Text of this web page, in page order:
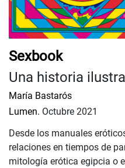
Sexbook
Una historia
María Bastarós
Lumen. Octubre 2021
Desde los manuales
relaciones en tiempos de
mitología erótica egipcia o